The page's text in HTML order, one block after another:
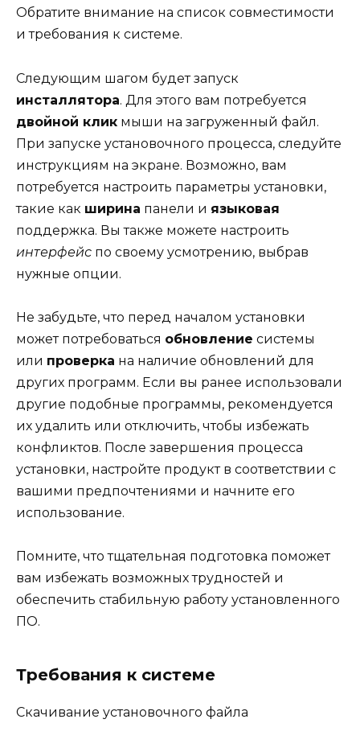
Обратите внимание на список совместимости
и требования к системе.
Следующим шагом будет запуск
инсталлятора. Для этого вам потребуется
двойной клик мыши на загруженный файл.
При запуске установочного процесса, следуйте
инструкциям на экране. Возможно, вам
потребуется настроить параметры установки,
такие как ширина панели и языковая
поддержка. Вы также можете настроить
интерфейс по своему усмотрению, выбрав
нужные опции.
Не забудьте, что перед началом установки
может потребоваться обновление системы
или проверка на наличие обновлений для
других программ. Если вы ранее использовали
другие подобные программы, рекомендуется
их удалить или отключить, чтобы избежать
конфликтов. После завершения процесса
установки, настройте продукт в соответствии с
вашими предпочтениями и начните его
использование.
Помните, что тщательная подготовка поможет
вам избежать возможных трудностей и
обеспечить стабильную работу установленного
ПО.
Требования к системе
Скачивание установочного файла